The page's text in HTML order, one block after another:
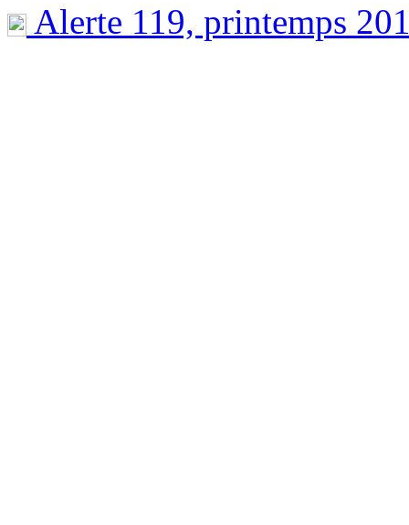
Alerte 119, printemps